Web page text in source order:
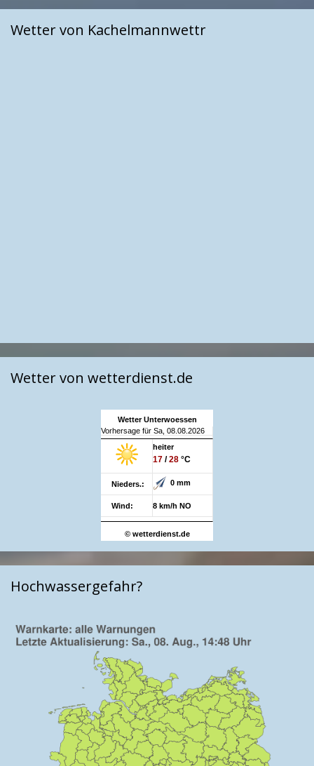
Wetter von Kachelmannwettr
Wetter von wetterdienst.de
Wetter Unterwoessen
Vorhersage für Sa, 08.08.2026
heiter
17 /28 °C
Nieders.: 0 mm
Wind: 8 km/h NO
© wetterdienst.de
Hochwassergefahr?